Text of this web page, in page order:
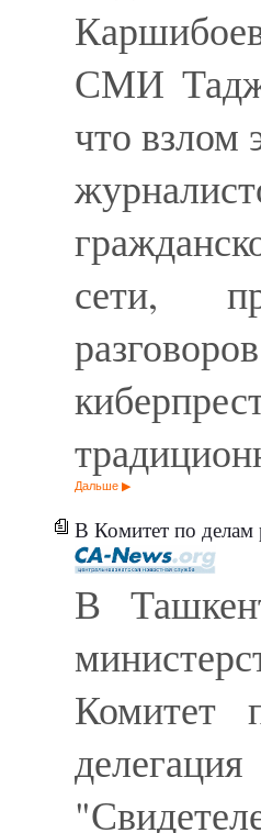
СМИ
что взлом
сети,
Дальше
В Комитет по делам религий
В
Комитет